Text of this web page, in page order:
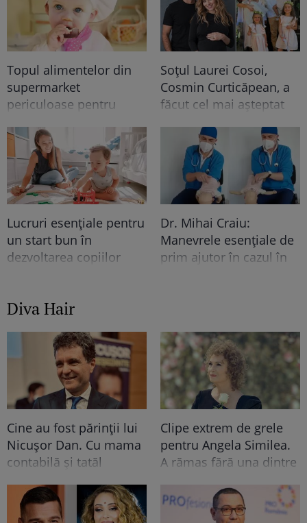
Topul alimentelor din
supermarket
periculoase pentru
nutriționiștilor
Soțul Laurei Cosoi,
Cosmin Curticăpean, a
făcut cel mai așteptat
celui de-al 5-lea copil!!
După 4 fetițe urmează...
Ce frumoooos!
Lucruri esențiale pentru
un start bun în
dezvoltarea copiilor
Dr. Mihai Craiu:
Manevrele esențiale de
prim ajutor în cazul în
Diva Hair
Cine au fost părinții lui
Nicușor Dan. Cu mama
contabilă și tatăl
capitalei a dus o viață
modestă în Făgăraș
Clipe extrem de grele
pentru Angela Similea.
A rămas fără una dintre
din viața ei